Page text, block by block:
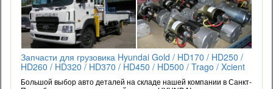
Запчасти для грузовика Hyundai Gold / HD170 / HD250 /
HD260 / HD320 / HD370 / HD450 / HD500 / Trago / Xcient
Большой выбор авто деталей на складе нашей компании в Санкт-